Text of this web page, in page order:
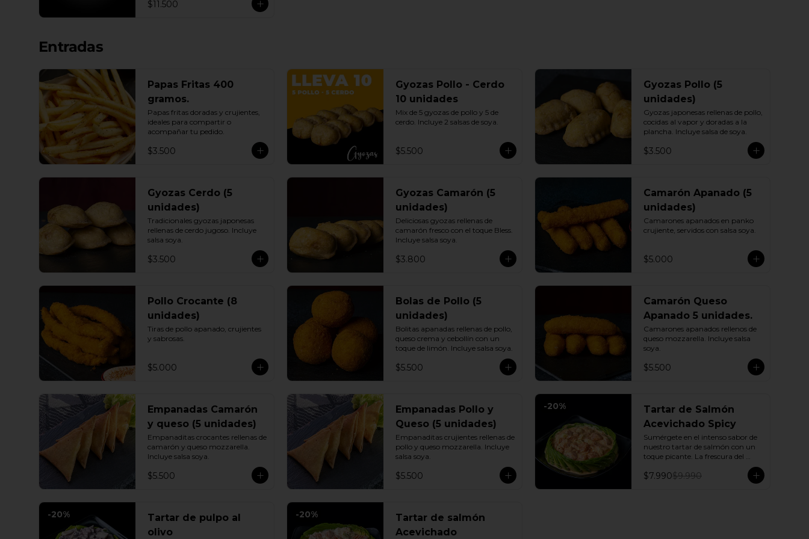
$11.500
Entradas
Papas Fritas 400
gramos.
Papas fritas doradas y crujientes,
ideales para compartir o
acompañar tu pedido.
$3.500
Gyozas Pollo - Cerdo
10 unidades
Mix de 5 gyozas de pollo y 5 de
cerdo. Incluye 2 salsas de soya.
$5.500
Gyozas Pollo (5
unidades)
Gyozas japonesas rellenas de pollo,
cocidas al vapor y doradas a la
plancha. Incluye salsa de soya.
$3.500
Gyozas Cerdo (5
unidades)
Tradicionales gyozas japonesas
rellenas de cerdo jugoso. Incluye
salsa soya.
$3.500
Gyozas Camarón (5
unidades)
Deliciosas gyozas rellenas de
camarón fresco con el toque Bless.
Incluye salsa soya.
$3.800
Camarón Apanado (5
unidades)
Camarones apanados en panko
crujiente, servidos con salsa soya.
$5.000
Pollo Crocante (8
unidades)
Tiras de pollo apanado, crujientes
y sabrosas.
$5.000
Bolas de Pollo (5
unidades)
Bolitas apanadas rellenas de pollo,
queso crema y cebollín con un
toque de limón. Incluye salsa soya.
$5.500
Camarón Queso
Apanado 5 unidades.
Camarones apanados rellenos de
queso mozzarella. Incluye salsa
soya.
$5.500
Empanadas Camarón
y queso (5 unidades)
Empanaditas crocantes rellenas de
camarón y queso mozzarella.
Incluye salsa soya.
$5.500
Empanadas Pollo y
Queso (5 unidades)
Empanaditas crujientes rellenas de
pollo y queso mozzarella. Incluye
salsa soya.
$5.500
-20%
Tartar de Salmón
Acevichado Spicy
Sumérgete en el intenso sabor de
nuestro tartar de salmón con un
toque picante. La frescura del
pepino y la suavidad de la palta se
combinan con la explosión de la
$7.990$9.990
-20%
Tartar de pulpo al
olivo
-20%
Tartar de salmón
Acevichado